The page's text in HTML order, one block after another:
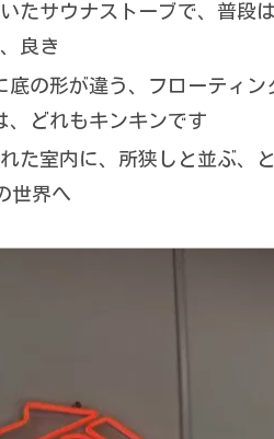
サウナストーブで、普段は
良き
の形が違う、フローティ
どれもキンキンです
た室内に、所狭しと並ぶ、
世界へ